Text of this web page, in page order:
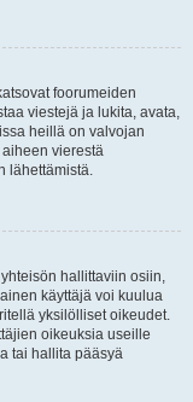
foorumeiden
viestejä ja lukita, avata,
heillä on valvojan
vierestä
lähettämistä.
hallittaviin osiin,
käyttäjä voi kuulua
yksilölliset oikeudet.
oikeuksia useille
tai hallita pääsyä